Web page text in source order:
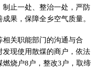
止一处、整治一处，严防
果，保障全乡空气质量。
关职能部门的沟通与合
现使用散煤的商户，依法
烧户8户，整改3户，取缔